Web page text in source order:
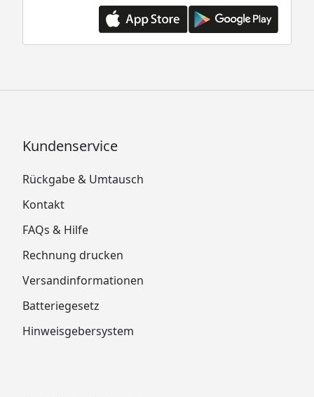
Kundenservice
Rückgabe & Umtausch
Kontakt
FAQs & Hilfe
Rechnung drucken
Versandinformationen
Batteriegesetz
Hinweisgebersystem